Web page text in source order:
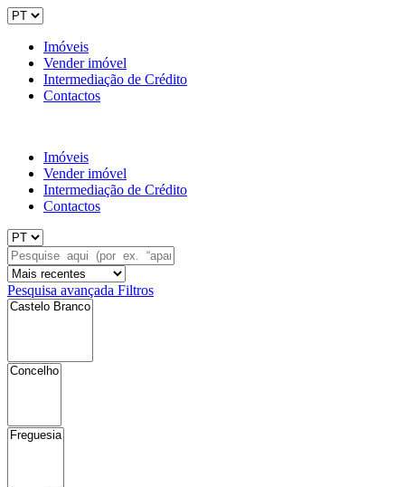
Imóveis
Vender imóvel
Intermediação de Crédito
Contactos
Imóveis
Vender imóvel
Intermediação de Crédito
Contactos
Pesquisa avançada Filtros